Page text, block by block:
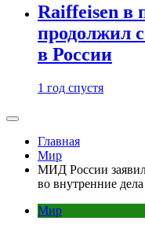
Raiffeisen в
продолжил
в России
1 год спустя
Главная
Мир
МИД России заявил
во внутренние дела
Мир